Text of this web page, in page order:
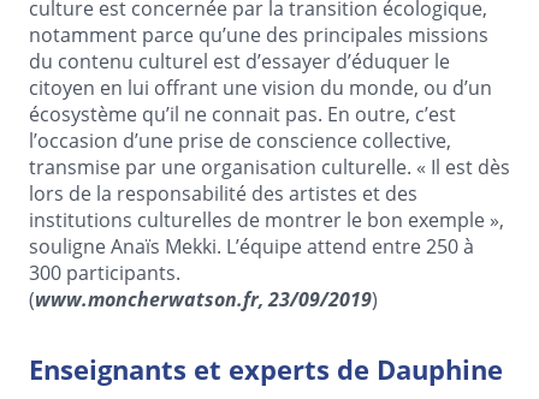
culture est concernée par la transition écologique,
notamment parce qu’une des principales missions
du contenu culturel est d’essayer d’éduquer le
citoyen en lui offrant une vision du monde, ou d’un
écosystème qu’il ne connait pas. En outre, c’est
l’occasion d’une prise de conscience collective,
transmise par une organisation culturelle. « Il est dès
lors de la responsabilité des artistes et des
institutions culturelles de montrer le bon exemple »,
souligne Anaïs Mekki. L’équipe attend entre 250 à
300 participants.
(www.moncherwatson.fr, 23/09/2019)
Enseignants et experts de Dauphine